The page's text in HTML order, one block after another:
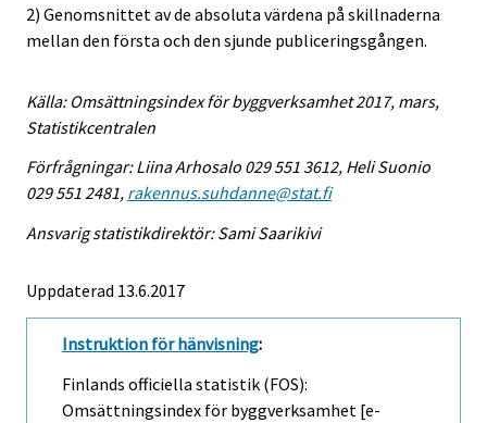
2) Genomsnittet av de absoluta värdena på skillnaderna
mellan den första och den sjunde publiceringsgången.
Källa: Omsättningsindex för byggverksamhet 2017, mars,
Statistikcentralen
Förfrågningar: Liina Arhosalo 029 551 3612, Heli Suonio
029 551 2481, rakennus.suhdanne@stat.fi
Ansvarig statistikdirektör: Sami Saarikivi
Uppdaterad 13.6.2017
Instruktion för hänvisning:
Finlands officiella statistik (FOS):
Omsättningsindex för byggverksamhet [e-